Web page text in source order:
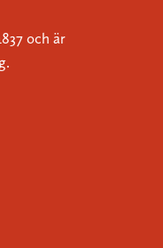
och är